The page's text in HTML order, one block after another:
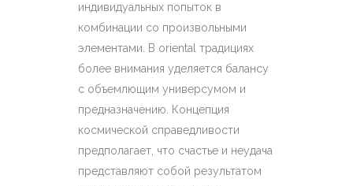
индивидуальных попыток в
комбинации со произвольными
элементами. В oriental традициях
более внимания уделяется балансу
с объемлющим универсумом и
предназначению. Концепция
космической справедливости
предполагает, что счастье и неудача
представляют собой результатом